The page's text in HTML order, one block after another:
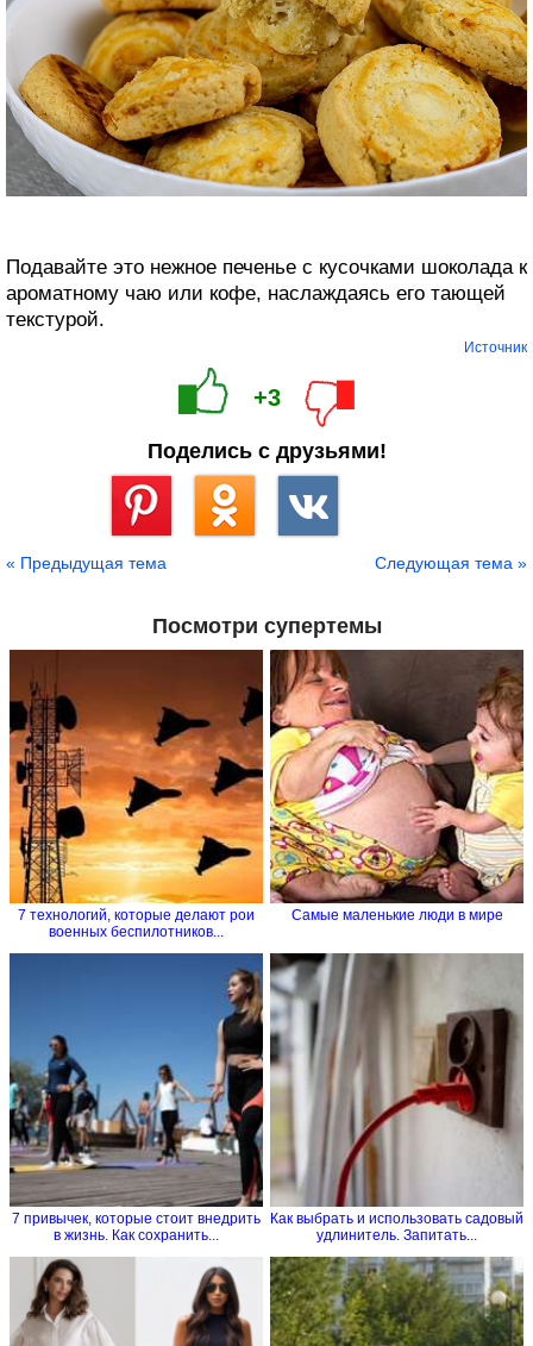
Подавайте это нежное печенье с кусочками шоколада к
ароматному чаю или кофе, наслаждаясь его тающей
текстурой.
Источник
+3
Поделись с друзьями!
« Предыдущая тема Следующая тема »
Посмотри супертемы
7 технологий, которые делают рои
военных беспилотников...
Самые маленькие люди в мире
7 привычек, которые стоит внедрить
в жизнь. Как сохранить...
Как выбрать и использовать садовый
удлинитель. Запитать...